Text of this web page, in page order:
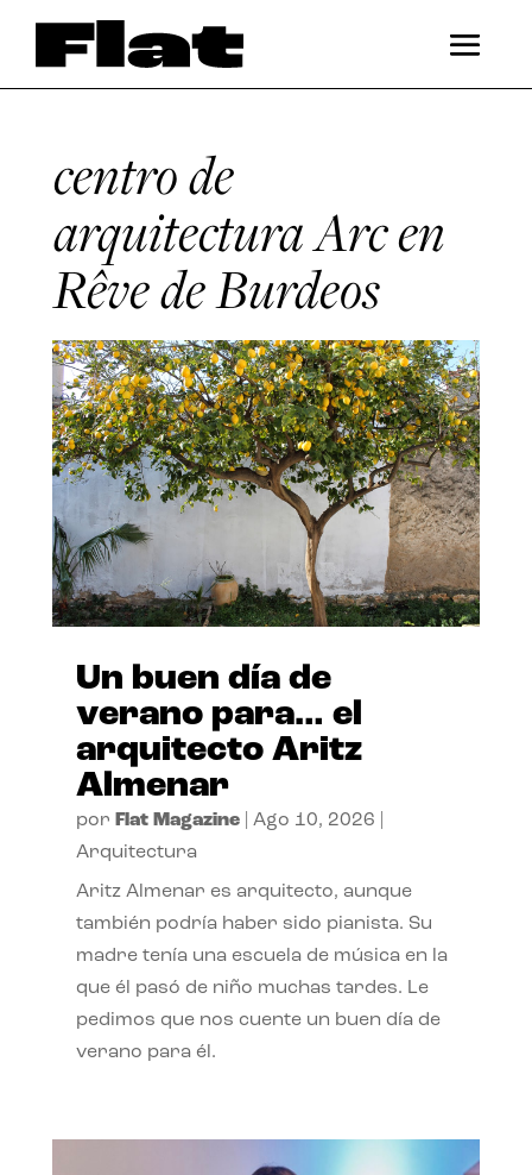
centro de
arquitectura Arc en
Rêve de Burdeos
Un buen día de
verano para… el
arquitecto Aritz
Almenar
por Flat Magazine| Ago 10, 2026
Arquitectura
Aritz Almenar es arquitecto, aunque
también podría haber sido pianista. Su
madre tenía una escuela de música en la
que él pasó de niño muchas tardes. Le
pedimos que nos cuente un buen día de
verano para él.